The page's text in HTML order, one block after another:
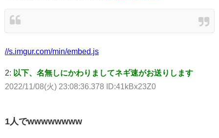
//s.imgur.com/min/embed.js
2: 以下、名無しにかわりましてネギ速がお送りします
2022/11/08(火) 23:08:36.378 ID:41kBx23Z0
1人でwwwwwwww